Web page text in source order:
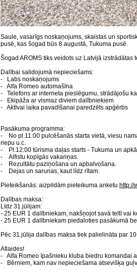
Saule, vasarīgs noskaņojums, skaistas un
pusē, kas šogad būs 8.augustā, Tukuma pusē.
Šogad AROMS tiks veidots uz Latvijā izstrādātas
Dalībai salidojumā nepieciešams:
- Labs noskaņojums
- Alfa Romeo automašīna
- Telefons ar interneta pieslēgumu, strādājošu
- Ekipāža ar vismaz diviem dalībniekiem
- Aktīvai laika pavadīšanai paredzēts apģērbs
Pasākuma programma:
- No pl.11:00 pulcēšanās starta vietā, viesu
riepu u.c.
- Pl.12:00 tūrisma daļas starts - Tukuma un
- Alfistu kopīgās vakariņas.
- Rezultātu paziņošana un apbalvošana.
- Dejas un sarunas, kaut līdz rītam.
Pieteikšanās: aizpildām pieteikuma anketu http://
Dalības maksa:
Līdz 31.jūlijam:
- 25 EUR 1 dalībniekam, nakšņojot savā teltī vai
- 25 EUR 1 dalībniekam piedaloties pasākumā
Pēc 31.jūlija dalības maksa tiek palielināta par
Atlaides!
- Alfa Romeo īpašnieku kluba biedru komandai
- Bērniem, kam nav nepieciešama atsevišķa